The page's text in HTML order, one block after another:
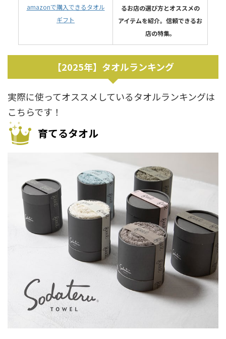
amazonで購入できるタオル
ギフト
るお店の選び方とオススメの
アイテムを紹介。信頼できるお
店の特集。
【2025年】タオルランキング
実際に使ってオススメしているタオルランキングは
こちらです！
育てるタオル